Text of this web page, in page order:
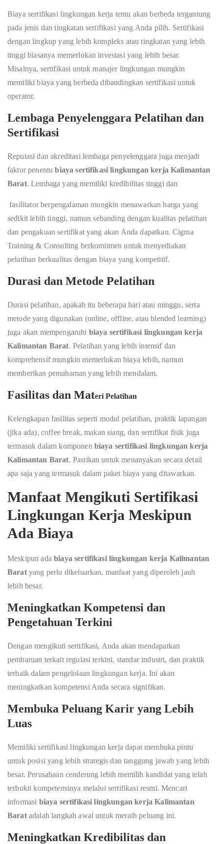
Biaya sertifikasi lingkungan kerja tentu akan berbeda tergantung
pada jenis dan tingkatan sertifikasi yang Anda pilih. Sertifikasi
dengan lingkup yang lebih kompleks atau tingkatan yang lebih
tinggi biasanya memerlukan investasi yang lebih besar.
Misalnya, sertifikasi untuk manajer lingkungan mungkin
memiliki biaya yang berbeda dibandingkan sertifikasi untuk
operator.
Lembaga Penyelenggara Pelatihan dan
Sertifikasi
Reputasi dan akreditasi lembaga penyelenggara juga menjadi
faktor penentubiaya sertifikasi lingkungan kerja Kalimantan
Barat. Lembaga yang memiliki kredibilitas tinggi dan
fasilitator berpengalaman mungkin menawarkan harga yang
sedikit lebih tinggi, namun sebanding dengan kualitas pelatihan
dan pengakuan sertifikat yang akan Anda dapatkan. Cigma
Training & Consulting berkomitmen untuk menyediakan
pelatihan berkualitas dengan biaya yang kompetitif.
Durasi dan Metode Pelatihan
Durasi pelatihan, apakah itu beberapa hari atau minggu, serta
metode yang digunakan (online, offline, atau blended learning)
juga akan mempengaruhi biaya sertifikasi lingkungan kerja
Kalimantan Barat. Pelatihan yang lebih intensif dan
komprehensif mungkin memerlukan biaya lebih, namun
memberikan pemahaman yang lebih mendalam.
Fasilitas dan Materi Pelatihan
Kelengkapan fasilitas seperti modul pelatihan, praktik lapangan
(jika ada), coffee break, makan siang, dan sertifikat fisik juga
termasuk dalam komponen biaya sertifikasi lingkungan kerja
Kalimantan Barat. Pastikan untuk menanyakan secara detail
apa saja yang termasuk dalam paket biaya yang ditawarkan.
Manfaat Mengikuti Sertifikasi
Lingkungan Kerja Meskipun
Ada Biaya
Meskipun adabiaya sertifikasi lingkungan kerja Kalimantan
Barat yang perlu dikeluarkan, manfaat yang diperoleh jauh
lebih besar.
Meningkatkan Kompetensi dan
Pengetahuan Terkini
Dengan mengikuti sertifikasi, Anda akan mendapatkan
pembaruan terkait regulasi terkini, standar industri, dan praktik
terbaik dalam pengelolaan lingkungan kerja. Ini akan
meningkatkan kompetensi Anda secara signifikan.
Membuka Peluang Karir yang Lebih
Luas
Memiliki sertifikasi lingkungan kerja dapat membuka pintu
untuk posisi yang lebih strategis dan tanggung jawab yang lebih
besar. Perusahaan cenderung lebih memilih kandidat yang telah
terbukti kompetensinya melalui sertifikasi resmi. Mencari
informasi biaya sertifikasi lingkungan kerja Kalimantan
Barat adalah langkah awal untuk meraih peluang ini.
Meningkatkan Kredibilitas dan